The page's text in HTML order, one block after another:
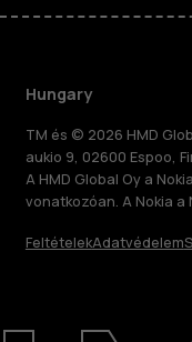
Rólunk
Hungary
TM és © 2026 HMD
aukio 9, 02600 Espoo,
A HMD Global Oy a
vonatkozóan. A Nokia
FeltételekAdatvédelem